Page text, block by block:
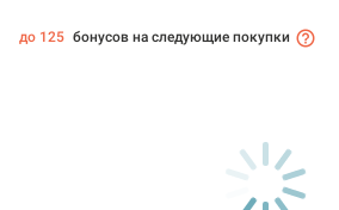
до 125 бонусов на следующие покупки